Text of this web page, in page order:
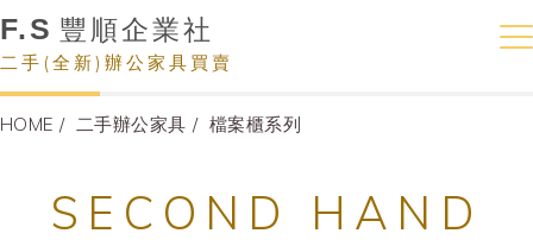
F.S 豐順企業社
二手(全新)辦公家具買賣
HOME 二手辦公家具 檔案櫃系列
SECOND HAND